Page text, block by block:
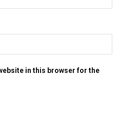
in this browser for the